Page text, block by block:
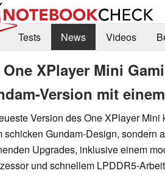
Tests
News Videos
One XPlayer Mini
Version mit
Version des One XPlayer Mini
schicken Gundam-Design, sondern
Upgrades, inklusive einem
und schnellem LPDDR5-